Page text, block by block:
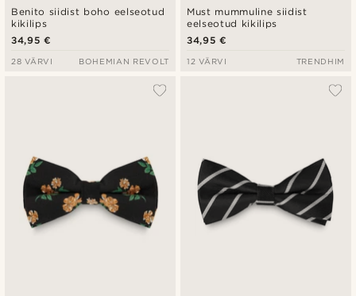
Benito siidist boho eelseotud
kikilips
34,95 €
28 VÄRVI BOHEMIAN REVOLT
Must mummuline siidist
eelseotud kikilips
34,95 €
12 VÄRVI TRENDHIM